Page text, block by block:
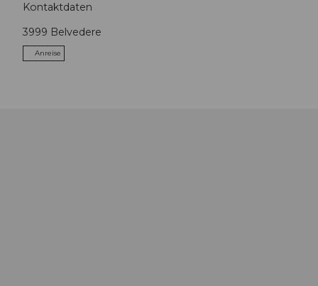
Kontaktdaten
3999 Belvedere
Anreise